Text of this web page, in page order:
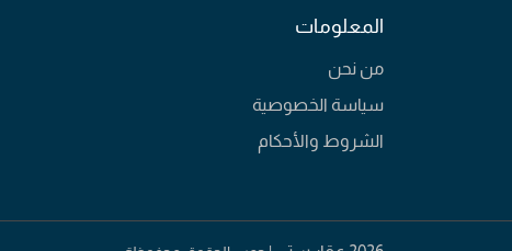
المعلومات
من نحن
سياسة الخصوصية
الشروط والأحكام